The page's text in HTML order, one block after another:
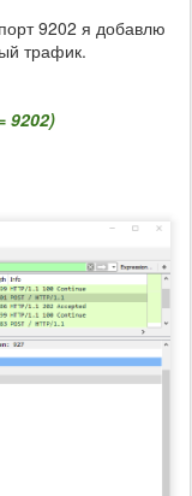
9202 я добавлю
трафик.
9202)